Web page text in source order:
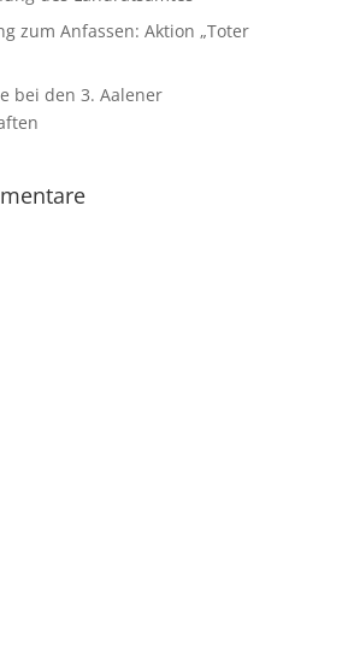
zum Anfassen: Aktion „Toter
bei den 3. Aalener